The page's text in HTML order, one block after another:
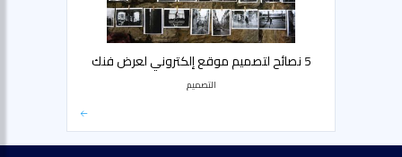
5 نصائح لتصميم موقع إلكتروني لعرض فنك
التصميم